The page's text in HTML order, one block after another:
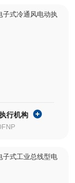
行机构